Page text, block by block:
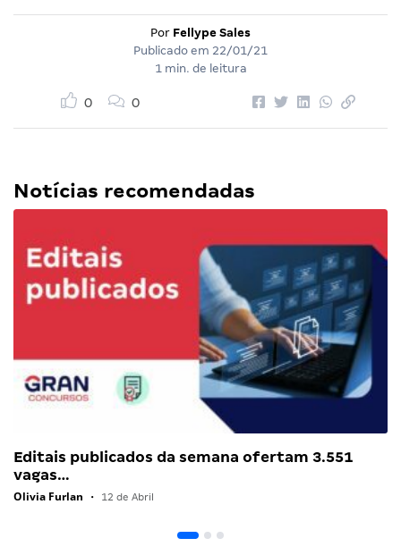
Por Fellype Sales
Publicado em 22/01/21
1 min. de leitura
0 0
Notícias recomendadas
Editais publicados da semana ofertam 3.551
vagas…
Olivia Furlan • 12 de Abril